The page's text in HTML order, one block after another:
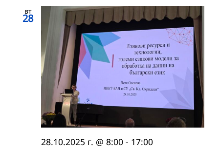
вт
28
28.10.2025 г. @ 8:00 - 17:00